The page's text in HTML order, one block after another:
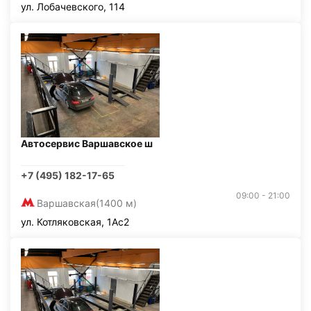
ул. Лобачевского, 114
Автосервис Варшавское ш
+7 (495) 182-17-65
Варшавская(1400 м)
09:00 - 21:00
ул. Котляковская, 1Ас2